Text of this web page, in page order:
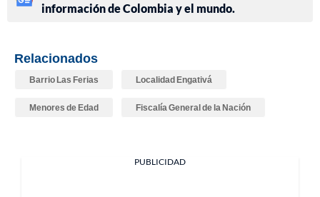
información de Colombia y el mundo.
Relacionados
Barrio Las Ferias Localidad Engativá
Menores de Edad Fiscalía General de la Nación
PUBLICIDAD